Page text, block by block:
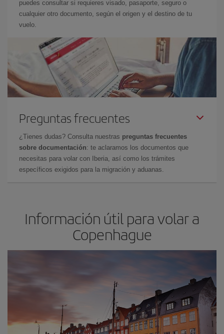
puedes consultar si requieres visado, pasaporte, seguro o
cualquier otro documento, según el origen y el destino de tu
vuelo.
Preguntas frecuentes
¿Tienes dudas? Consulta nuestras preguntas frecuentes
sobre documentación: te aclaramos los documentos que
necesitas para volar con Iberia, así como los trámites
específicos exigidos para la migración y aduanas.
Información útil para volar a
Copenhague